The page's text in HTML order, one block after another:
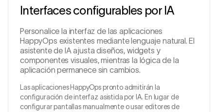
Interfaces configurables por IA
Personalice la interfaz de las aplicaciones
HappyOps existentes mediante lenguaje natural. El
asistente de IA ajusta diseños, widgets y
componentes visuales, mientras la lógica de la
aplicación permanece sin cambios.
Las aplicaciones HappyOps pronto admitirán la
configuración de interfaz asistida por IA. En lugar de
configurar pantallas manualmente o usar editores de